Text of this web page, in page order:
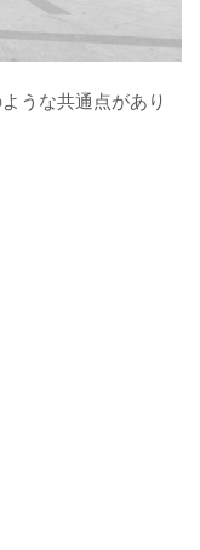
うな共通点があり